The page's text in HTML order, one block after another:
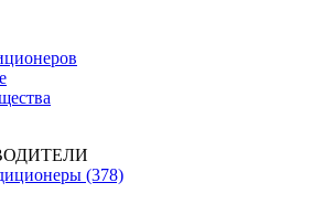
(378)